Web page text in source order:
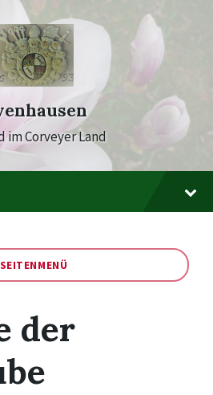
im Corveyer Land
SEITENMENÜ
der